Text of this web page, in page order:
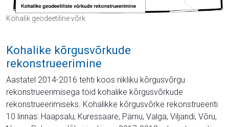
Kohalik geodeetiline võrk
Kohalike kõrgusvõrkude
rekonstrueerimine
Aastatel 2014-2016 tehti koos riikliku kõrgusvõrgu
rekonstrueerimisega töid kohalike kõrgusvõrkude
rekonstrueerimiseks. Kohalikke kõrgusvõrke rekonstrueeriti
10 linnas: Haapsalu, Kuressaare, Pärnu, Valga, Viljandi, Võru,